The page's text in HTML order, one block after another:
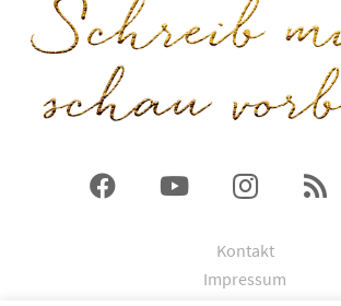
Kontakt
Impressum